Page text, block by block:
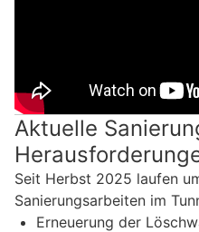
Aktuelle
Seit Herbst 2025 laufen
Sanierungsarbeiten im
Erneuerung der